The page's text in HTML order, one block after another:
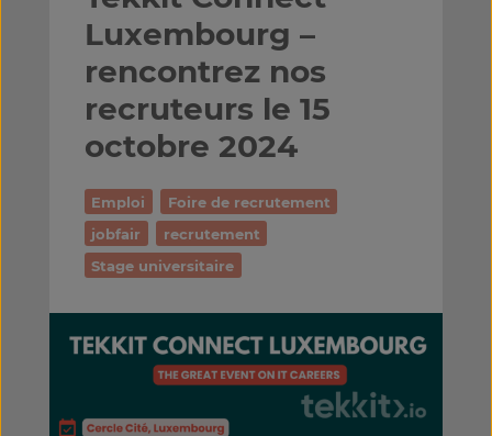
Luxembourg –
rencontrez nos
recruteurs le 15
octobre 2024
Emploi
Foire de recrutement
jobfair
recrutement
Stage universitaire